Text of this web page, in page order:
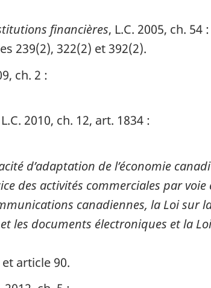
financières, L.C. 2005, ch. 54 :
239(2), 322(2) et 392(2).
ch. 2 :
2010, ch. 12, art. 1834 :
d’adaptation de l’économie
des activités commerciales par
canadiennes, la Loi sur
les documents électroniques et la
article 90.